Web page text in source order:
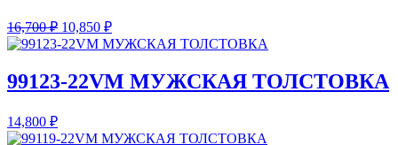
16,700₽ 10,850 ₽
99123-22VM МУЖСКАЯ ТОЛСТОВКА
14,800 ₽